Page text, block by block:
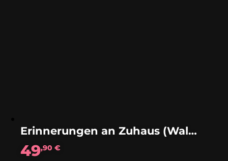
Erinnerungen an Zuhaus (Walzer)
49,90€